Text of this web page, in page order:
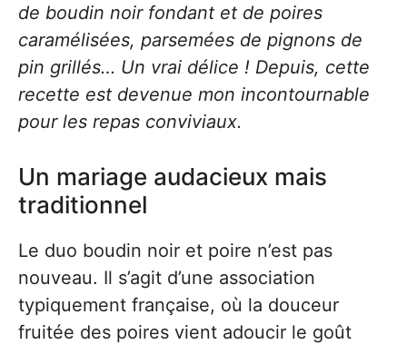
de boudin noir fondant et de poires
caramélisées, parsemées de pignons de
pin grillés… Un vrai délice ! Depuis, cette
recette est devenue mon incontournable
pour les repas conviviaux.
Un mariage audacieux mais
traditionnel
Le duo boudin noir et poire n’est pas
nouveau. Il s’agit d’une association
typiquement française, où la douceur
fruitée des poires vient adoucir le goût